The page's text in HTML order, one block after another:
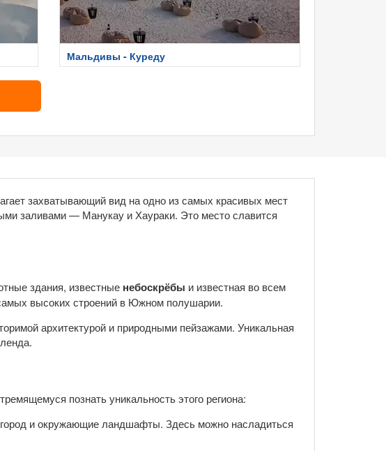
Мальдивы - Куреду
захватывающий вид на одно из самых красивых мест
заливами — Манукау и Хаураки. Это место славится
здания, известные небоскрёбы и известная во всем
высоких строений в Южном полушарии.
архитектурой и природными пейзажами. Уникальная
познать уникальность этого региона:
и окружающие ландшафты. Здесь можно насладиться